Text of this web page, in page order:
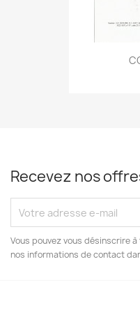
Recevez nos
Vous pouvez vous désinscrire
nos informations de contact